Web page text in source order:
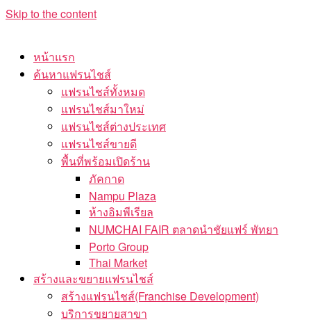
Skip to the content
หน้าแรก
ค้นหาแฟรนไชส์
แฟรนไชส์ทั้งหมด
แฟรนไชส์มาใหม่
แฟรนไชส์ต่างประเทศ
แฟรนไชส์ขายดี
พื้นที่พร้อมเปิดร้าน
ภัคกาด
Nampu Plaza
ห้างอิมพีเรียล
NUMCHAI FAIR ตลาดนำชัยแฟร์ พัทยา
Porto Group
Thai Market
สร้างและขยายแฟรนไชส์
สร้างแฟรนไชส์(Franchise Development)
บริการขยายสาขา